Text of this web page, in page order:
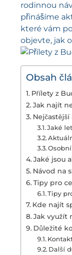
rodinnou
přinášíme
které vám
objevte, jak
Obsah
Přílety z
Jak najít
Jaké
Jaké jsou
Návod na
Tipy pro
Tipy
Kde najít
Jak využít
Důležité
Další